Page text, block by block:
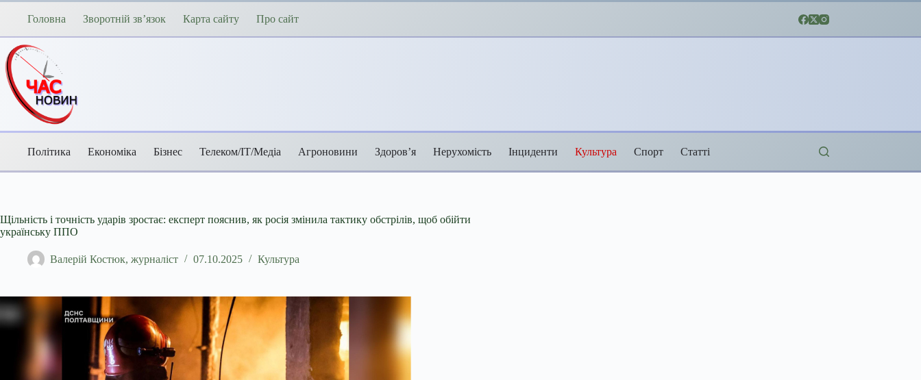
Перейти
Головна Зворотній зв’язок Карта сайту Про сайт
Політика Економіка Бізнес Телеком/ІТ/Медіа Агроновини Здоров’я Нерухомість Інциденти Культура Спорт Статті
Щільність і точність ударів зростає: експерт пояснив, як росія змінила тактику обстрілів, щоб обійти
українську ППО
Валерій Костюк, журналіст 07.10.2025 Культура